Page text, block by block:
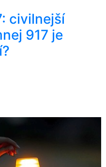
civilnejší
917 je